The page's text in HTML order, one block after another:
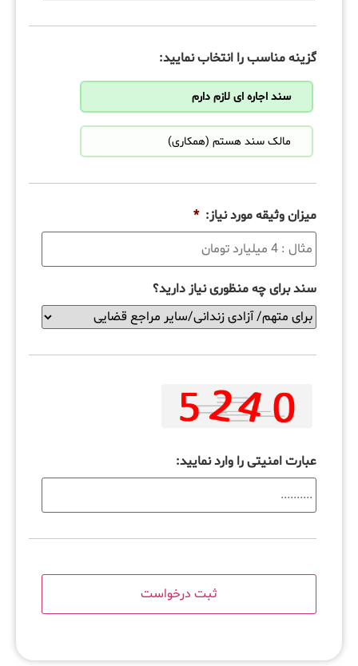
گزینه مناسب را انتخاب نمایید:
سند اجاره ای لازم دارم
مالک سند هستم (همکاری)
میزان وثیقه مورد نیاز: *
سند برای چه منظوری نیاز دارید؟
عبارت امنیتی را وارد نمایید: